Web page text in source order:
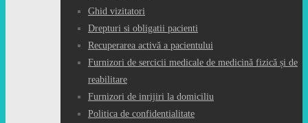
Ghid vizitatori
Drepturi si obligatii pacienti
Recuperarea activă a pacientului
Furnizori de sercicii medicale de medicină fizică și de
reabilitare
Furnizori de inrijiri la domiciliu
Politica de confidentialitate